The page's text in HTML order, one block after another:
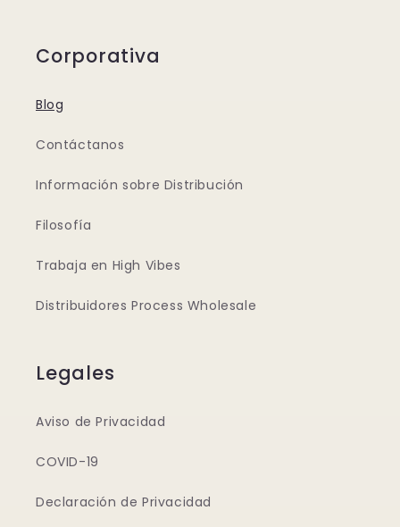
Corporativa
Blog
Contáctanos
Información sobre Distribución
Filosofía
Trabaja en High Vibes
Distribuidores Process Wholesale
Legales
Aviso de Privacidad
COVID-19
Declaración de Privacidad